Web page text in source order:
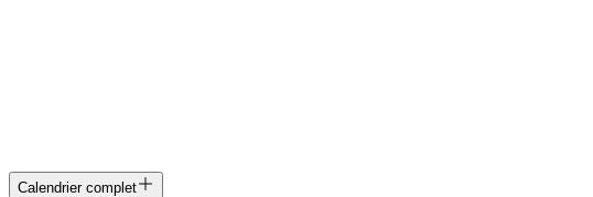
Calendrier complet